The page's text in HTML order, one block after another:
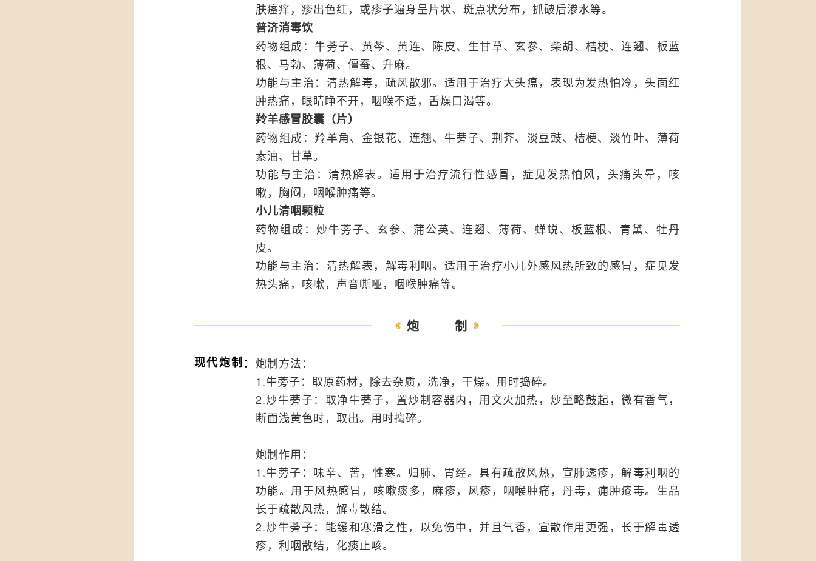
肤瘙痒，疹出色红，或疹子遍身呈片状、斑点状分布，抓破后渗水等。
普济消毒饮
药物组成：牛蒡子、黄芩、黄连、陈皮、生甘草、玄参、柴胡、桔梗、连翘、板蓝
根、马勃、薄荷、僵蚕、升麻。
功能与主治：清热解毒，疏风散邪。适用于治疗大头瘟，表现为发热怕冷，头面红
肿热痛，眼睛睁不开，咽喉不适，舌燥口渴等。
羚羊感冒胶囊（片）
药物组成：羚羊角、金银花、连翘、牛蒡子、荆芥、淡豆豉、桔梗、淡竹叶、薄荷
素油、甘草。
功能与主治：清热解表。适用于治疗流行性感冒，症见发热怕风，头痛头晕，咳
嗽，胸闷，咽喉肿痛等。
小儿清咽颗粒
药物组成：炒牛蒡子、玄参、蒲公英、连翘、薄荷、蝉蜕、板蓝根、青黛、牡丹
皮。
功能与主治：清热解表，解毒利咽。适用于治疗小儿外感风热所致的感冒，症见发
热头痛，咳嗽，声音嘶哑，咽喉肿痛等。
炮制
现代炮制： 炮制方法：
1.牛蒡子：取原药材，除去杂质，洗净，干燥。用时捣碎。
2.炒牛蒡子：取净牛蒡子，置炒制容器内，用文火加热，炒至略鼓起，微有香气，
断面浅黄色时，取出。用时捣碎。
炮制作用：
1.牛蒡子：味辛、苦，性寒。归肺、胃经。具有疏散风热，宣肺透疹，解毒利咽的
功能。用于风热感冒，咳嗽痰多，麻疹，风疹，咽喉肿痛，丹毒，痈肿疮毒。生品
长于疏散风热，解毒散结。
2.炒牛蒡子：能缓和寒滑之性，以免伤中，并且气香，宣散作用更强，长于解毒透
疹，利咽散结，化痰止咳。